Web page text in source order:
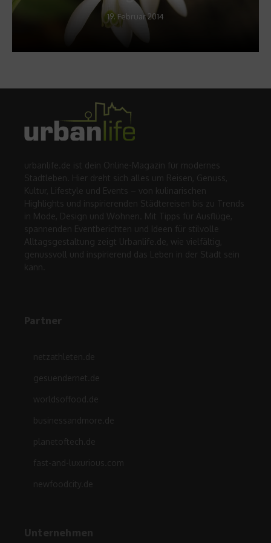
19. Februar 2014
urbanlife.de ist dein Online-Magazin für modernes
Stadtleben. Hier dreht sich alles um Reisen, Genuss,
Kultur, Lifestyle und Events – von kulinarischen
Highlights und inspirierenden Städtereisen bis zu Trends
in Mode, Design und Wohnen. Mit Tipps für Ausflüge,
spannenden Eventberichten und Ideen für stilvolle
Alltagsgestaltung zeigt Urbanlife.de, wie vielfältig,
genussvoll und inspirierend das Leben in der Stadt sein
kann.
Partner
netzathleten.de
gesuendernet.de
worldsoffood.de
businessandmore.de
planetoftech.de
fast-and-luxurious.com
newfoodcity.de
Unternehmen